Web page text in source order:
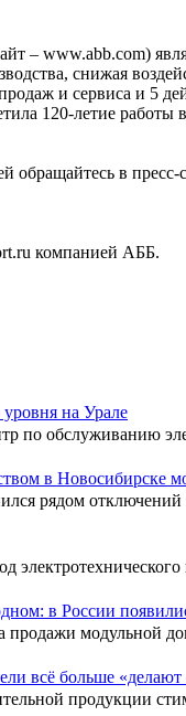
– www.abb.com)
снижая
и сервиса и 5
120-летие работы
обращайтесь в пресс-
компанией АББ.
на Урале
по обслуживанию
в Новосибирске
рядом
в России
продажи модульной
всё больше «делают
продукции